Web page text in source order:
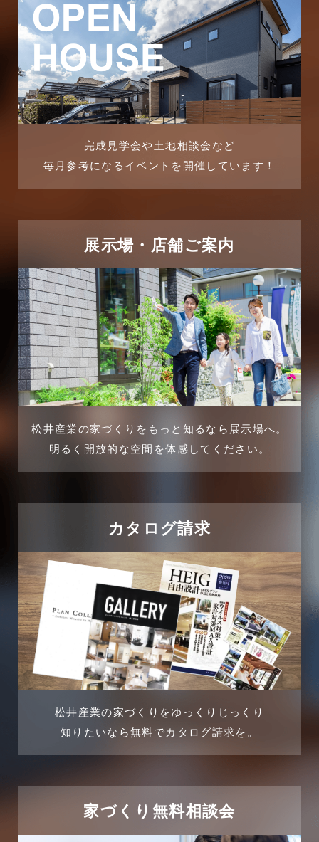
ブログ
マンション経営活用事例
よくある質問
リフォーム-ブログ
三郷中央駅店-ブログ
三郷市
三郷駅前店-ブログ
不動産の基礎知識に関するよくある質問
介護施設経営活用事例
企業誘致事例
住宅に関するよくある質問
商品情報
土地に関するよくある質問
土地活用事例
土地活用提案
売買物件
太陽光発電活用事例
2025年10月
2025年9月
2025年8月
2025年6月
2025年3月
2025年2月
2025年1月
2024年12月
2024年11月
2024年9月
2024年7月
2024年6月
2024年5月
2024年4月
2024年2月
2023年12月
完成見学会や土地相談会など
毎月参考になるイベントを開催しています！
展示場・店舗ご案内
松井産業の家づくりをもっと知るなら展示場へ。
明るく開放的な空間を体感してください。
カタログ請求
松井産業の家づくりをゆっくりじっくり
知りたいなら無料でカタログ請求を。
家づくり無料相談会